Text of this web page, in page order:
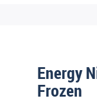
Energy
Frozen